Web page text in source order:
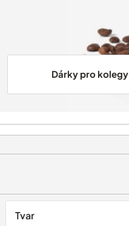
Dárky pro kolegy
Tvar